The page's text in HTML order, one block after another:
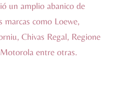
un amplio abanico de
como Loewe,
Chivas Regal, Regione
entre otras.